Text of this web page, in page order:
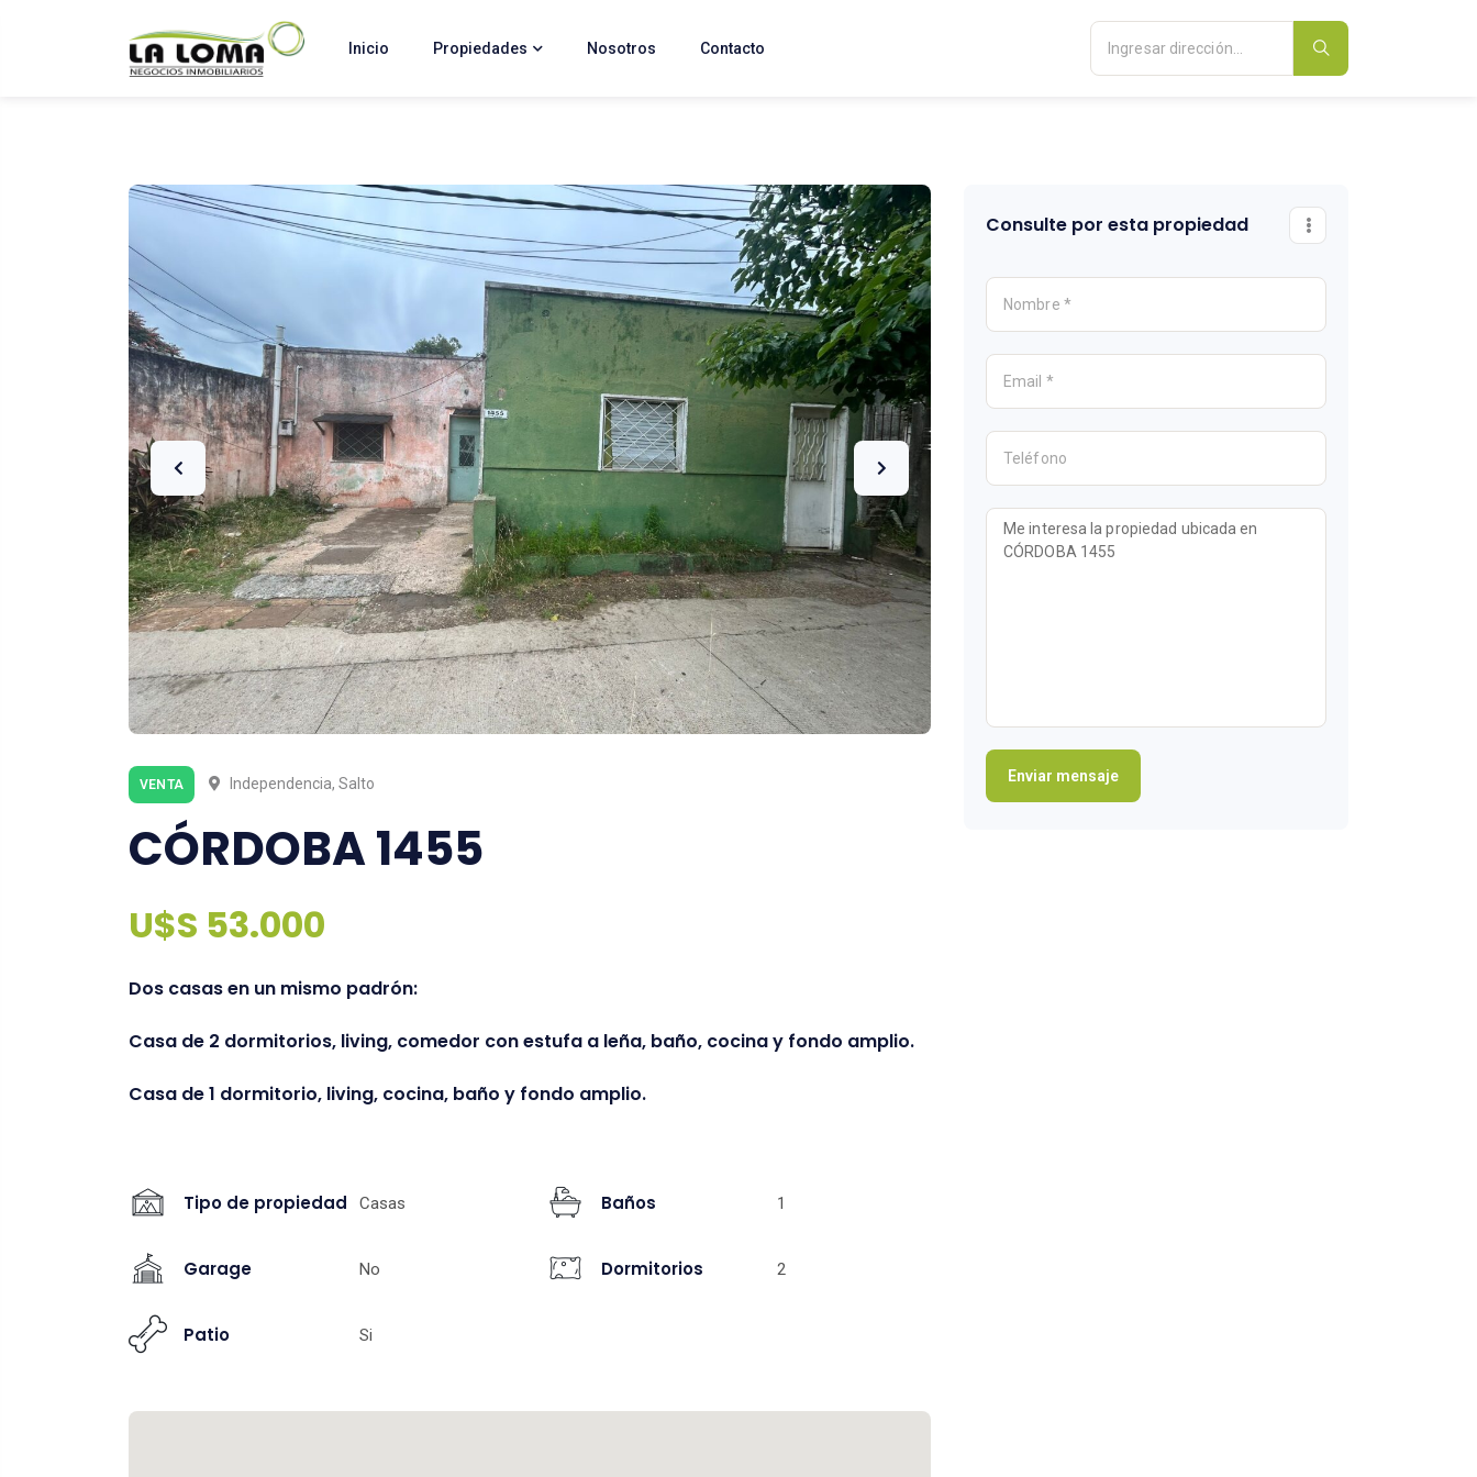
Inicio Propiedades Nosotros Contacto
VENTA Independencia, Salto
CÓRDOBA 1455
U$S 53.000
Dos casas en un mismo padrón:
Casa de 2 dormitorios, living, comedor con estufa a leña, baño, cocina y fondo amplio.
Casa de 1 dormitorio, living, cocina, baño y fondo amplio.
Tipo de propiedad Casas
Garage No
Patio Si
Baños 1
Dormitorios 2
Consulte por esta propiedad